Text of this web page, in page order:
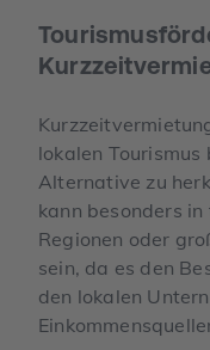
lokalen Tourismus
Alternative zu
kann besonders
Regionen oder
sein, da es den
den lokalen